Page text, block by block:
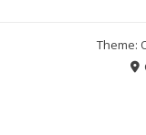
Theme: